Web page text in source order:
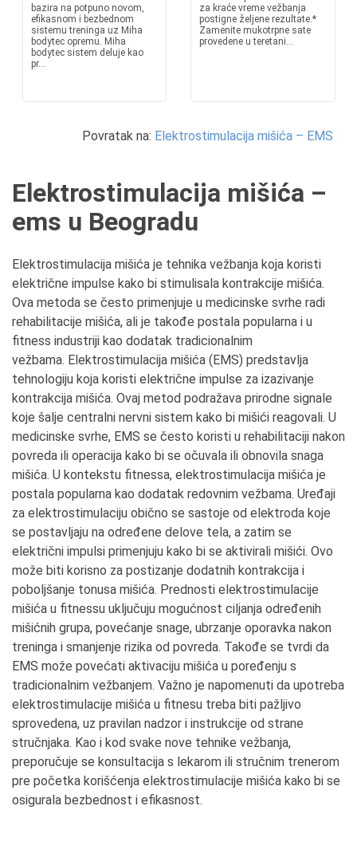
bazira na potpuno novom,
efikasnom i bezbednom
sistemu treninga uz Miha
bodytec opremu. Miha
bodytec sistem deluje kao
pr...
za kraće vreme vežbanja
postigne željene rezultate.*
Zamenite mukotrpne sate
provedene u teretani...
Povratak na: Elektrostimulacija mišića – EMS
Elektrostimulacija mišića –
ems u Beogradu
Elektrostimulacija mišića je tehnika vežbanja koja koristi
električne impulse kako bi stimulisala kontrakcije mišića.
Ova metoda se često primenjuje u medicinske svrhe radi
rehabilitacije mišića, ali je takođe postala popularna i u
fitness industriji kao dodatak tradicionalnim
vežbama. Elektrostimulacija mišića (EMS) predstavlja
tehnologiju koja koristi električne impulse za izazivanje
kontrakcija mišića. Ovaj metod podražava prirodne signale
koje šalje centralni nervni sistem kako bi mišići reagovali. U
medicinske svrhe, EMS se često koristi u rehabilitaciji nakon
povreda ili operacija kako bi se očuvala ili obnovila snaga
mišića. U kontekstu fitnessa, elektrostimulacija mišića je
postala popularna kao dodatak redovnim vežbama. Uređaji
za elektrostimulaciju obično se sastoje od elektroda koje
se postavljaju na određene delove tela, a zatim se
električni impulsi primenjuju kako bi se aktivirali mišići. Ovo
može biti korisno za postizanje dodatnih kontrakcija i
poboljšanje tonusa mišića. Prednosti elektrostimulacije
mišića u fitnessu uključuju mogućnost ciljanja određenih
mišićnih grupa, povećanje snage, ubrzanje oporavka nakon
treninga i smanjenje rizika od povreda. Takođe se tvrdi da
EMS može povećati aktivaciju mišića u poređenju s
tradicionalnim vežbanjem. Važno je napomenuti da upotreba
elektrostimulacije mišića u fitnesu treba biti pažljivo
sprovedena, uz pravilan nadzor i instrukcije od strane
stručnjaka. Kao i kod svake nove tehnike vežbanja,
preporučuje se konsultacija s lekarom ili stručnim trenerom
pre početka korišćenja elektrostimulacije mišića kako bi se
osigurala bezbednost i efikasnost.